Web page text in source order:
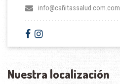
info@cañitassalud.com.com
Nuestra localización